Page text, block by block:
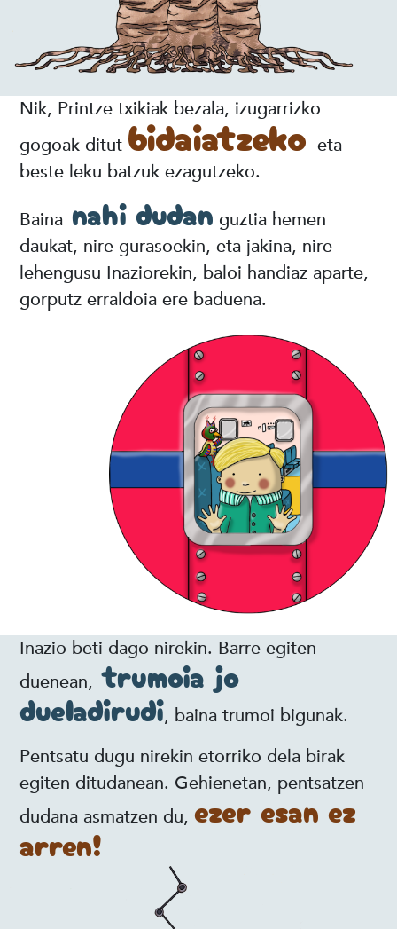
Nik, Printze txikiak bezala, izugarrizko
gogoak ditut bidaiatzekoeta
beste leku batzuk ezagutzeko.
Baina nahi dudan guztia hemen
daukat, nire gurasoekin, eta jakina, nire
lehengusu Inaziorekin, baloi handiaz aparte,
gorputz erraldoia ere baduena.
Inazio beti dago nirekin. Barre egiten
duenean, trumoia jo
dueladirudi, baina trumoi bigunak.
Pentsatu dugu nirekin etorriko dela birak
egiten ditudanean. Gehienetan, pentsatzen
dudana asmatzen du,ezer esan ez
arren!